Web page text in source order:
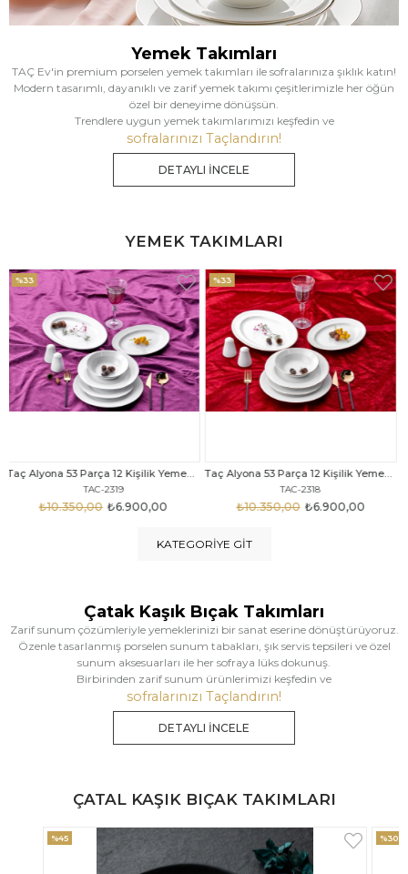
Yemek Takımları
TAÇ Ev'in premium porselen yemek takımları ile sofralarınıza şıklık katın!
Modern tasarımlı, dayanıklı ve zarif yemek takımı çeşitlerimizle her öğün
özel bir deneyime dönüşsün.
Trendlere uygun yemek takımlarımızı keşfedin ve
sofralarınızı Taçlandırın!
DETAYLI İNCELE
YEMEK TAKIMLARI
Taç Alyona 53 Parça 12 Kişilik Yemek Takımı Gold
TAC-2318
₺6.900,00
₺10.350,00
%33
Taç Eliza Alyona 53 Parça 12 Kişilik Yemek Takımı Platin
TAC-2316
₺9.499,00
₺12.669,00
%25
KATEGORIYE GIT
Çatak Kaşık Bıçak Takımları
Zarif sunum çözümleriyle yemeklerinizi bir sanat eserine dönüştürüyoruz.
Özenle tasarlanmış porselen sunum tabakları, şık servis tepsileri ve özel
sunum aksesuarları ile her sofraya lüks dokunuş.
Birbirinden zarif sunum ürünlerimizi keşfedin ve
sofralarınızı Taçlandırın!
DETAYLI İNCELE
ÇATAL KAŞIK BIÇAK TAKIMLARI
%30 %33